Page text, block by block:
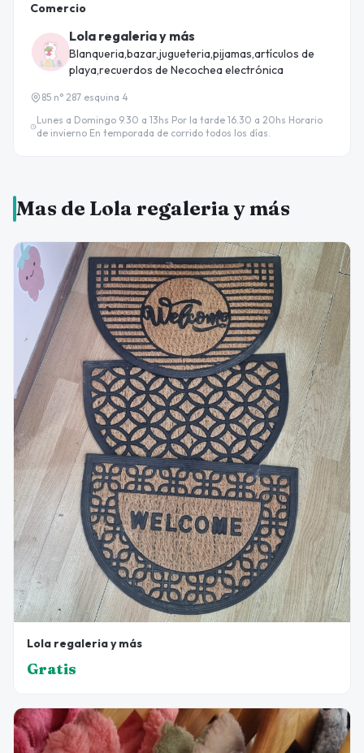
Comercio
Lola regaleria y más
Blanqueria,bazar,jugueteria,pijamas,artículos de
playa,recuerdos de Necochea electrónica
85 n° 287 esquina 4
Lunes a Domingo 9.30 a 13hs Por la tarde 16.30 a 20hs Horario
de invierno En temporada de corrido todos los días.
Mas de Lola regaleria y más
Lola regaleria y más
Gratis